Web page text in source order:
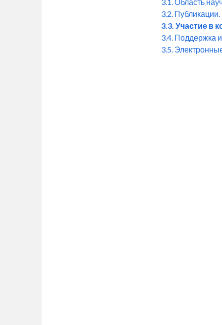
3.2. Публикации.
3.3. Участие в
3.4. Поддержка
3.5.